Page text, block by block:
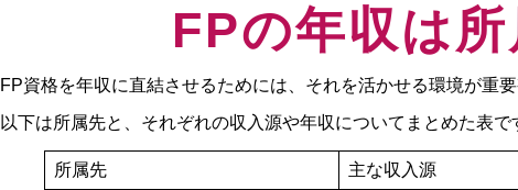
FPの年収は
FP資格を年収に直結させるためには、それを活かせる環境が重要
以下は所属先と、それぞれの収入源や年収についてまとめた表で
所属先 主な収入源